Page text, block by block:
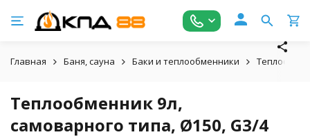
Главная Баня, сауна Баки и теплообменники
Теплообменник 9л,
самоварного типа, Ø150, G3/4